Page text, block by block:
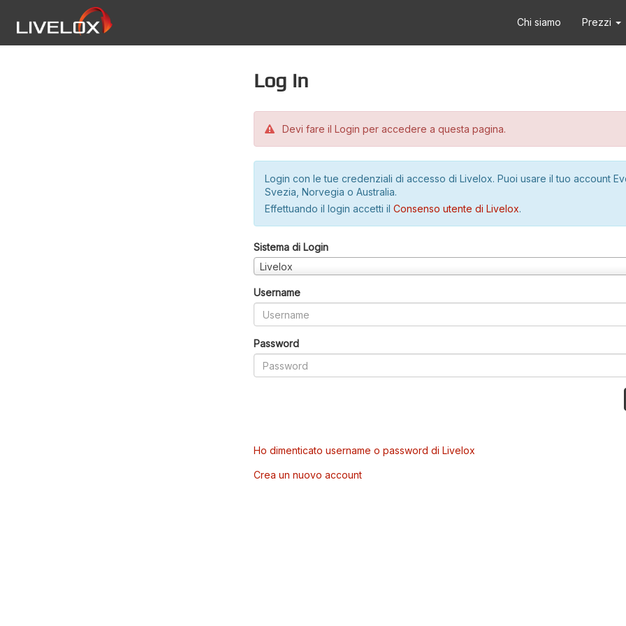
Chi siamo Prezzi
Log in
Devi fare il Login per accedere a questa pagina.
Login con le tue credenziali di accesso di Livelox. Puoi usare il tuo account
Svezia, Norvegia o Australia.
Effettuando il login accetti il Consenso utente di Livelox.
Sistema di Login
Livelox
Username
Password
Ho dimenticato username o password di Livelox
Crea un nuovo account